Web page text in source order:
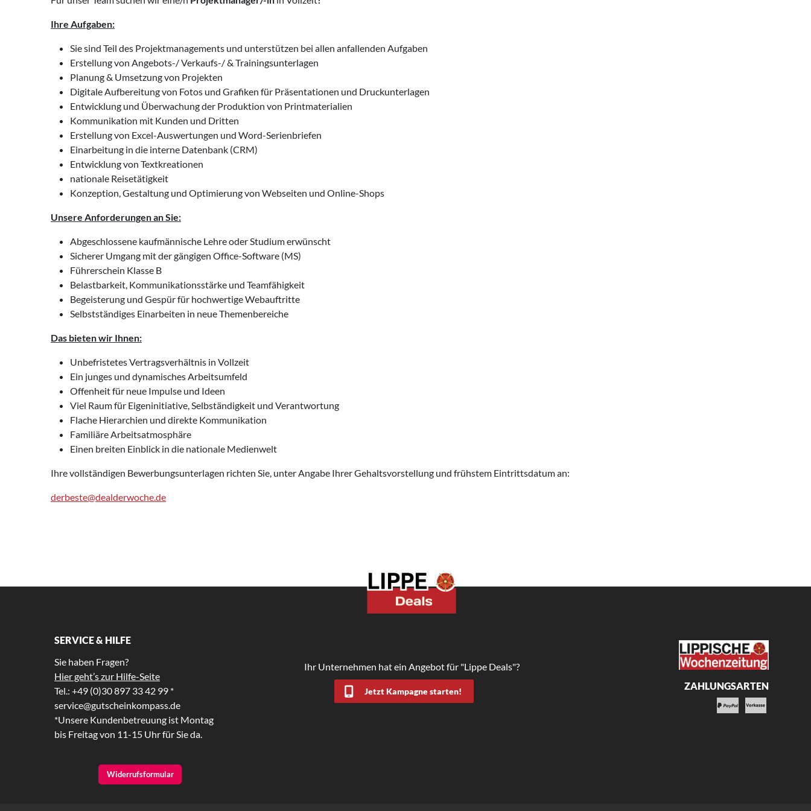
Ihre Aufgaben:
Sie sind Teil des Projektmanagements und unterstützen bei allen anfallenden Aufgaben
Erstellung von Angebots-/ Verkaufs-/ & Trainingsunterlagen
Planung & Umsetzung von Projekten
Digitale Aufbereitung von Fotos und Grafiken für Präsentationen und Druckunterlagen
Entwicklung und Überwachung der Produktion von Printmaterialien
Kommunikation mit Kunden und Dritten
Erstellung von Excel-Auswertungen und Word-Serienbriefen
Einarbeitung in die interne Datenbank (CRM)
Entwicklung von Textkreationen
nationale Reisetätigkeit
Konzeption, Gestaltung und Optimierung von Webseiten und Online-Shops
Unsere Anforderungen an Sie:
Abgeschlossene kaufmännische Lehre oder Studium erwünscht
Sicherer Umgang mit der gängigen Office-Software (MS)
Führerschein Klasse B
Belastbarkeit, Kommunikationsstärke und Teamfähigkeit
Begeisterung und Gespür für hochwertige Webauftritte
Selbstständiges Einarbeiten in neue Themenbereiche
Das bieten wir Ihnen:
Unbefristetes Vertragsverhältnis in Vollzeit
Ein junges und dynamisches Arbeitsumfeld
Offenheit für neue Impulse und Ideen
Viel Raum für Eigeninitiative, Selbständigkeit und Verantwortung
Flache Hierarchien und direkte Kommunikation
Familiäre Arbeitsatmosphäre
Einen breiten Einblick in die nationale Medienwelt
Ihre vollständigen Bewerbungsunterlagen richten Sie, unter Angabe Ihrer Gehaltsvorstellung und frühstem Eintrittsdatum an:
derbeste@dealderwoche.de
SERVICE & HILFE
Sie haben Fragen?
Hier geht’s zur Hilfe-Seite
Tel.: +49 (0)30 897 33 42 99 *
service@gutscheinkompass.de
*Unsere Kundenbetreuung ist Montag
bis Freitag von 11-15 Uhr für Sie da.
Widerrufsformular
Ihr Unternehmen hat ein Angebot für "Lippe Deals"?
Jetzt Kampagne starten!
ZAHLUNGSARTEN